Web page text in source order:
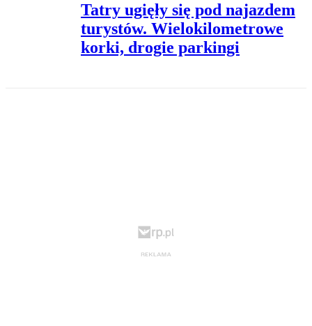
Tatry ugięły się pod najazdem
turystów. Wielokilometrowe
korki, drogie parkingi